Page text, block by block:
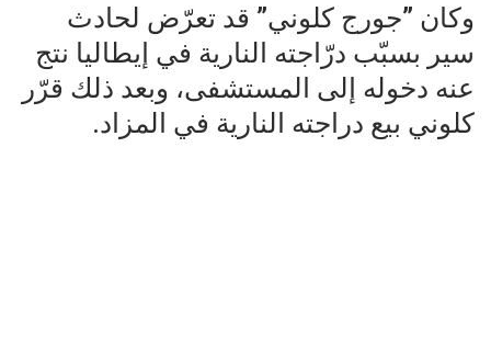
وكان ”جورج كلوني” قد تعرّض لحادث
سير بسبّب درّاجته النارية في إيطاليا نتج
عنه دخوله إلى المستشفى، وبعد ذلك قرّر
كلوني بيع دراجته النارية في المزاد.